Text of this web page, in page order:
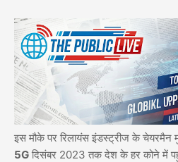
इस मौके पर रिलायंस इंडस्ट्रीज के चेयरमैन
5G दिसंबर 2023 तक देश के हर कोने में